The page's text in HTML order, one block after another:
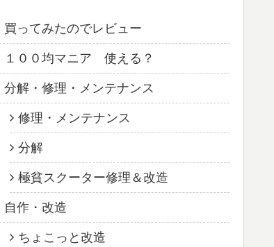
買ってみたのでレビュー
１００均マニア 使える？
分解・修理・メンテナンス
修理・メンテナンス
分解
極貧スクーター修理＆改造
自作・改造
ちょこっと改造